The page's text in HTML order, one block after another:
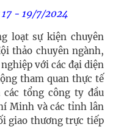
- 19/7/2024
loạt sự kiện chuyên
thảo chuyên ngành,
với các đại diện
tham quan thực tế
tổng công ty đầu
Minh và các tỉnh lân
giao thương trực tiếp